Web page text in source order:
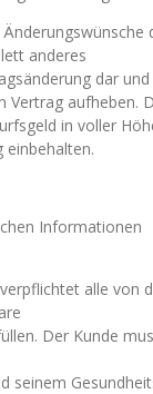
anderes
dar
Vertrag aufheben.
in voller
einbehalten.
Informationen
alle von
Der Kunde
seinem